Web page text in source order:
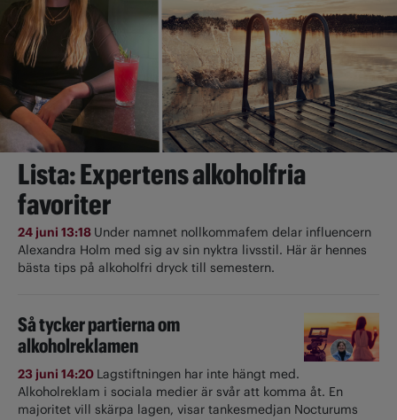
Lista: Expertens alkoholfria
favoriter
24 juni 13:18 Under namnet nollkommafem delar influencern
Alexandra Holm med sig av sin nyktra livsstil. Här är hennes
bästa tips på alkoholfri dryck till semestern.
Så tycker partierna om
alkoholreklamen
23 juni 14:20 Lagstiftningen har inte hängt med.
Alkoholreklam i sociala medier är svår att komma åt. En
majoritet vill skärpa lagen, visar tankesmedjan Nocturums